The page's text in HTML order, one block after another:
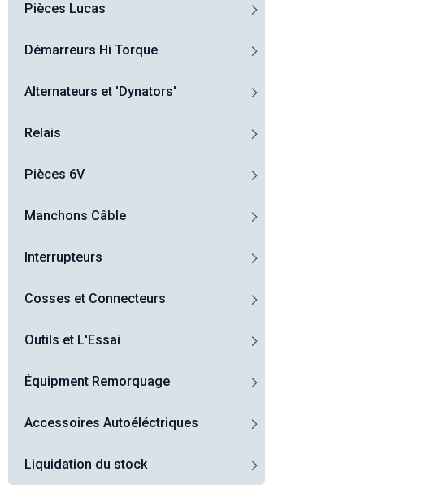
Pièces Lucas
Démarreurs Hi Torque
Alternateurs et 'Dynators'
Relais
Pièces 6V
Manchons Câble
Interrupteurs
Cosses et Connecteurs
Outils et L'Essai
Équipment Remorquage
Accessoires Autoéléctriques
Liquidation du stock